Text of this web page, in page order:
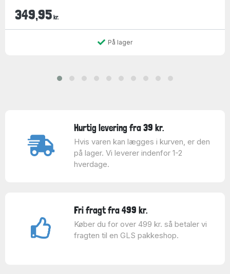
349,95 kr.
På lager
Hurtig levering fra 39 kr.
Hvis varen kan lægges i kurven, er den
på lager. Vi leverer indenfor 1-2
hverdage.
Fri fragt fra 499 kr.
Køber du for over 499 kr. så betaler vi
fragten til en GLS pakkeshop.